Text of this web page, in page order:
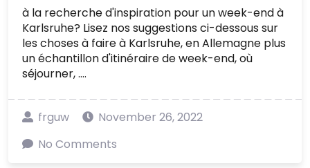
à la recherche d'inspiration pour un week-end à
Karlsruhe? Lisez nos suggestions ci-dessous sur
les choses à faire à Karlsruhe, en Allemagne plus
un échantillon d'itinéraire de week-end, où
séjourner, ....
frguw
November 26, 2022
No Comments